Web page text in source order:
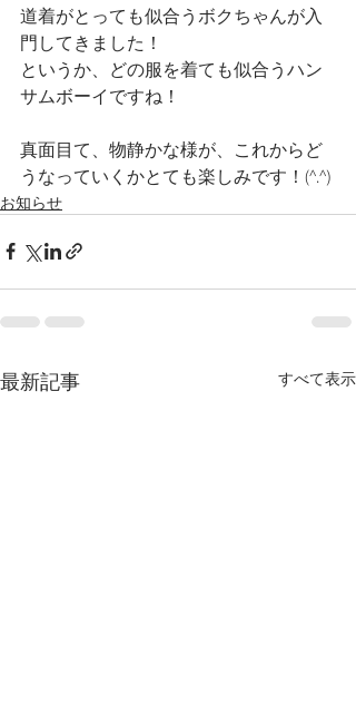
道着がとっても似合うボクちゃんが入
門してきました！
というか、どの服を着ても似合うハン
サムボーイですね！
真面目て、物静かな様が、これからど
うなっていくかとても楽しみです！(^.^)
お知らせ
最新記事 すべて表示